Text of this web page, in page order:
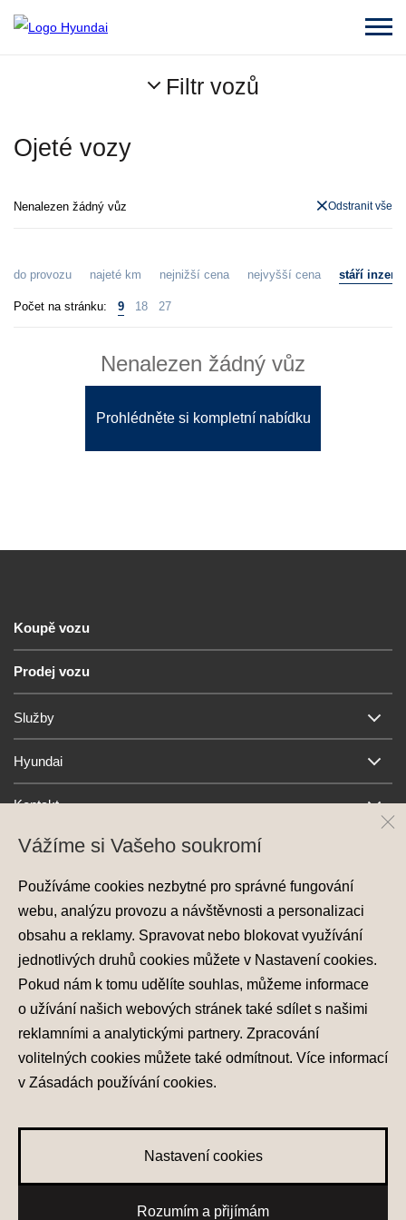
0
Filtr vozů
Ojeté vozy
Nenalezen žádný vůz Odstranit vše
do provozu najeté km nejnižší cena nejvyšší cena stáří
Počet na stránku: 9 18 27
Nenalezen žádný vůz
Prohlédněte si kompletní nabídku
Koupě vozu
Prodej vozu
Služby
Hyundai
Kontakt
© 2026 Hyundai Motor Czech s.r.o.
Všechna práva vyhrazena
Ochrana osobních údajů
Nastavení cookies
Vážíme si Vašeho soukromí
Používáme cookies nezbytné pro správné fungování
webu, analýzu provozu a návštěvnosti a personalizaci
obsahu a reklamy. Spravovat nebo blokovat využívání
jednotlivých druhů cookies můžete v Nastavení cookies.
Pokud nám k tomu udělíte souhlas, můžeme informace
o užívání našich webových stránek také sdílet s našimi
reklamními a analytickými partnery. Zpracování
volitelných cookies můžete také odmítnout. Více informací
v Zásadách používání cookies.
Nastavení cookies
Rozumím a přijímám